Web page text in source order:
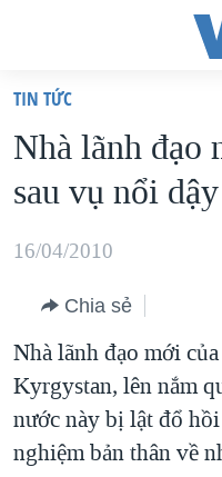
truy
cập
Tới
dung
chính
điều
hướng
chính
Đi
VIỆT NAM
HOA KỲ
BIỂN ĐÔNG
BLOG
DIỄN ĐÀN
MỤC
TỰ DO BÁO CHÍ
CHUYÊN ĐỀ
TIN TỨC
Nhà lãnh đạo
sau vụ nổi dậy
16/04/2010
Chia sẻ
Nhà lãnh đạo mới
Kyrgystan, lên nắm
nước này bị lật đổ
nghiệm bản thân về